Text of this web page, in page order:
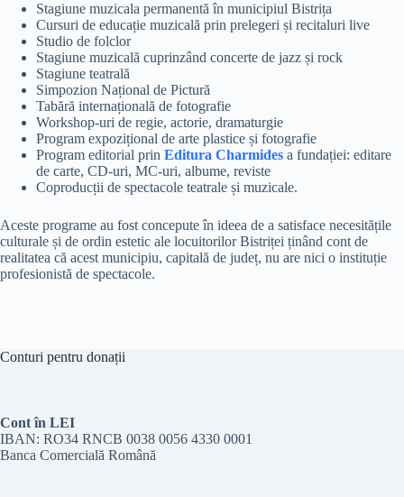
Stagiune muzicala permanentă în municipiul Bistrița
Cursuri de educație muzicală prin prelegeri și recitaluri live
Studio de folclor
Stagiune muzicală cuprinzând concerte de jazz și rock
Stagiune teatrală
Simpozion Național de Pictură
Tabără internațională de fotografie
Workshop-uri de regie, actorie, dramaturgie
Program expozițional de arte plastice și fotografie
Program editorial prin Editura Charmides a fundației: editare
de carte, CD-uri, MC-uri, albume, reviste
Coproducții de spectacole teatrale și muzicale.
Aceste programe au fost concepute în ideea de a satisface necesitățile
culturale și de ordin estetic ale locuitorilor Bistriței ținând cont de
realitatea că acest municipiu, capitală de județ, nu are nici o instituție
profesionistă de spectacole.
Conturi pentru donații
Cont în LEI
IBAN: RO34 RNCB 0038 0056 4330 0001
Banca Comercială Română